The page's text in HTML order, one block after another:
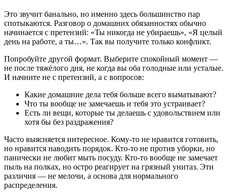
Это звучит банально, но именно здесь большинство пар
спотыкаются. Разговор о домашних обязанностях обычно
начинается с претензий: «Ты никогда не убираешь», «Я целый
день на работе, а ты…». Так вы получите только конфликт.
Попробуйте другой формат. Выберите спокойный момент —
не после тяжёлого дня, не когда вы оба голодные или усталые.
И начните не с претензий, а с вопросов:
Какие домашние дела тебя больше всего выматывают?
Что ты вообще не замечаешь и тебя это устраивает?
Есть ли вещи, которые ты делаешь с удовольствием или
хотя бы без раздражения?
Часто выясняется интересное. Кому-то не нравится готовить,
но нравится наводить порядок. Кто-то не против уборки, но
панически не любит мыть посуду. Кто-то вообще не замечает
пыль на полках, но остро реагирует на грязный унитаз. Эти
различия — не мелочи, а основа для нормального
распределения.